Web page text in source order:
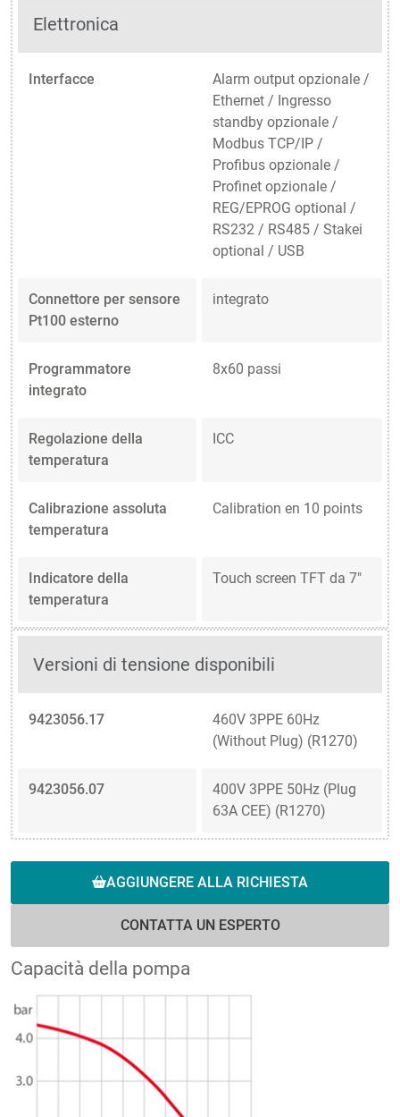
Elettronica
Interfacce
Alarm output opzionale /
Ethernet / Ingresso
standby opzionale /
Modbus TCP/IP /
Profibus opzionale /
Profinet opzionale /
REG/EPROG optional /
RS232 / RS485 / Stakei
optional / USB
Connettore per sensore
Pt100 esterno
integrato
Programmatore
integrato
8x60 passi
Regolazione della
temperatura
ICC
Calibrazione assoluta
temperatura
Calibration en 10 points
Indicatore della
temperatura
Touch screen TFT da 7"
Versioni di tensione disponibili
9423056.17
460V 3PPE 60Hz
(Without Plug) (R1270)
9423056.07
400V 3PPE 50Hz (Plug
63A CEE) (R1270)
AGGIUNGERE ALLA RICHIESTA
CONTATTA UN ESPERTO
Capacità della pompa